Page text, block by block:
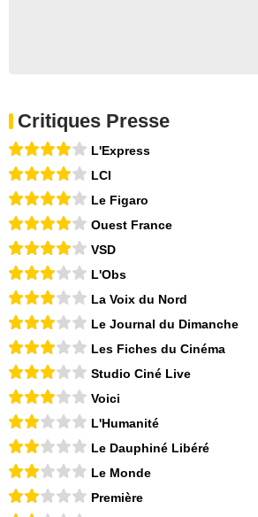
Critiques Presse
L'Express
LCI
Le Figaro
Ouest France
VSD
L'Obs
La Voix du Nord
Le Journal du Dimanche
Les Fiches du Cinéma
Studio Ciné Live
Voici
L'Humanité
Le Dauphiné Libéré
Le Monde
Première